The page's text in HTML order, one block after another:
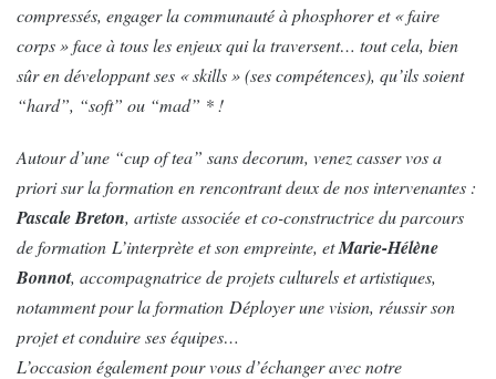
compressés, engager la communauté à phosphorer et « faire
corps » face à tous les enjeux qui la traversent… tout cela, bien
sûr en développant ses « skills » (ses compétences), qu’ils soient
“hard”, “soft” ou “mad” * !
Autour d’une “cup of tea” sans decorum, venez casser vos a
priori sur la formation en rencontrant deux de nos intervenantes :
Pascale Breton, artiste associée et co-constructrice du parcours
de formation L’interprète et son empreinte, etMarie-Hélène
Bonnot, accompagnatrice de projets culturels et artistiques,
notamment pour la formation Déployer une vision, réussir son
projet et conduire ses équipes…
L’occasion également pour vous d’échanger avec notre